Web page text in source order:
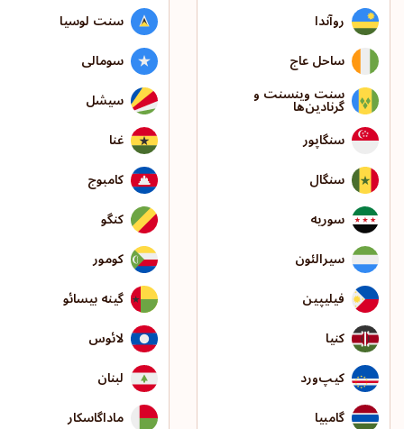
روآندا
ساحل عاج
سنت وینسنت و
گرنادین‌ها
سنگاپور
سنگال
سوریه
سیرالئون
فیلیپین
کنیا
کیپ‌ورد
گامبیا
سنت لوسیا
سومالی
سیشل
غنا
کامبوج
کنگو
کومور
گینه بیسائو
لائوس
لبنان
ماداگاسکار